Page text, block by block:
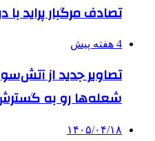
تصادف مرگبار پراید با
4 هفته پیش
تصاویر جدید از
شعله‌ها رو به
۱۴۰۵/۰۴/۱۸